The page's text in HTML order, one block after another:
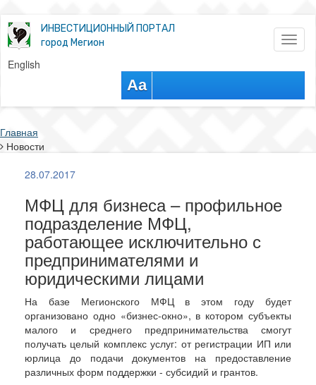
ИНВЕСТИЦИОННЫЙ ПОРТАЛ
город Мегион
English
Aa
Главная
Новости
28.07.2017
МФЦ для бизнеса – профильное
подразделение МФЦ,
работающее исключительно с
предпринимателями и
юридическими лицами
На базе Мегионского МФЦ в этом году будет
организовано одно «бизнес-окно», в котором субъекты
малого и среднего предпринимательства смогут
получать целый комплекс услуг: от регистрации ИП или
юрлица до подачи документов на предоставление
различных форм поддержки - субсидий и грантов.